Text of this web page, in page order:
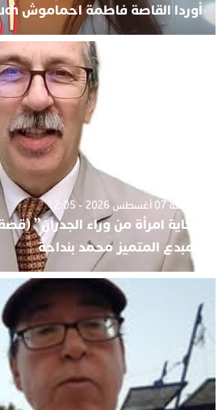
أُوردا القاصة فاطمة احماموش Fatima Hmamouch
الجمعة 07 أغسطس 2026 - 2:05
حكاية امرأة من وراء الجدران”
المبدع المتميز محمد بنداحة